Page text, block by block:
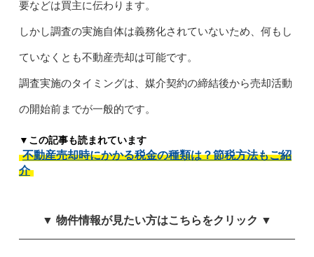
要などは買主に伝わります。
しかし調査の実施自体は義務化されていないため、何もし
ていなくとも不動産売却は可能です。
調査実施のタイミングは、媒介契約の締結後から売却活動
の開始前までが一般的です。
▼この記事も読まれています
不動産売却時にかかる税金の種類は？節税方法もご紹
介
▼ 物件情報が見たい方はこちらをクリック ▼